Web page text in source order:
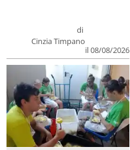
di
Cinzia Timpano
il 08/08/2026